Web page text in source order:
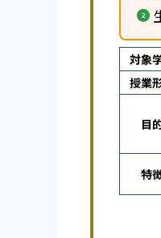
対象
授業
目
特